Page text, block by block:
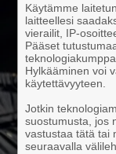
Käytämme
laitteellesi
vierailit, IP-
Pääset
Hylkääminen voi
käytettävyyteen.
Jotkin
suostumusta, jos
vastustaa tätä tai
seuraavalla